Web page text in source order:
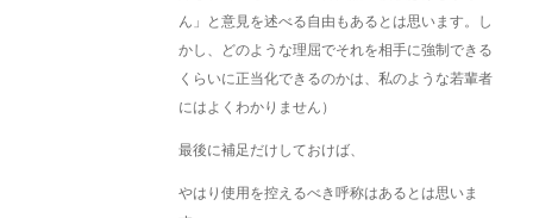
ん」と意見を述べる自由もあるとは思います。し
かし、どのような理屈でそれを相手に強制できる
くらいに正当化できるのかは、私のような若輩者
にはよくわかりません）
最後に補足だけしておけば、
やはり使用を控えるべき呼称はあるとは思いま